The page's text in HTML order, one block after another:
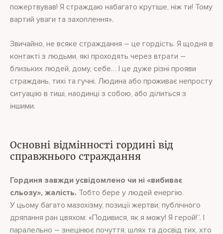
пожертвував! Я страждаю набагато крутіше, ніж ти! Тому
вартий уваги та захоплення».
Звичайно, не всяке страждання – це гордість. Я щодня в
контакті з людьми, які проходять через втрати –
близьких людей, дому, себе… І це дуже різні прояви
страждань, тихі та гучні. Людина або проживає непросту
ситуацію в тиші, наодинці з собою, або ділиться з
іншими.
Основні відмінності гордині від
справжнього страждання
Гординя завжди усвідомлено чи ні «вибиває
сльозу», жалість. Тобто бере у людей енергію.
У цьому багато мазохізму, позиції жертви, публічного
дряпання ран цвяхом: «Подивися, як я можу! Я герой!”. І
паралельно – знецінює почуття, шлях та досвід тих, хто